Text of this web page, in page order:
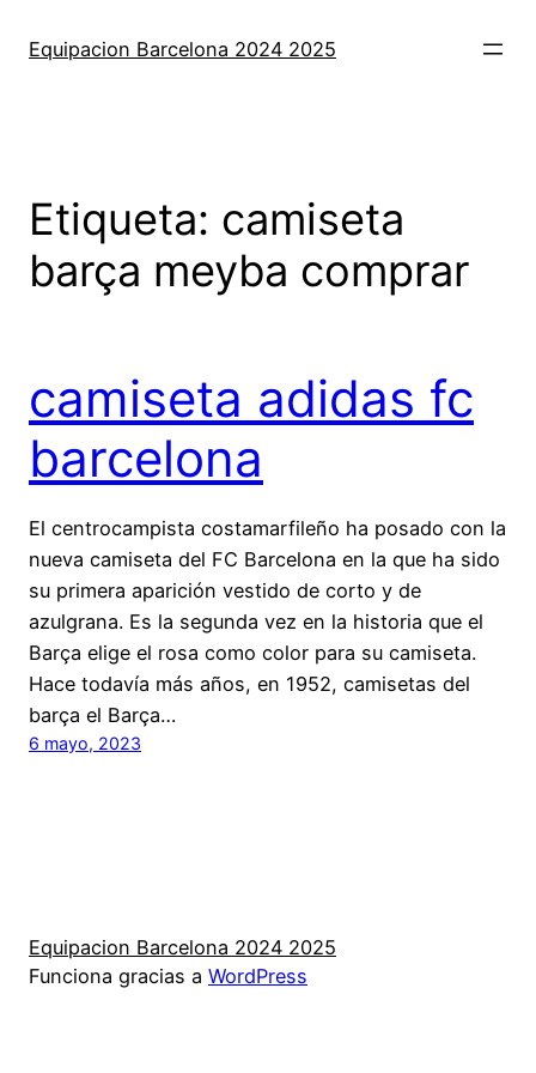
Equipacion Barcelona 2024 2025
Etiqueta: camiseta
barça meyba comprar
camiseta adidas fc
barcelona
El centrocampista costamarfileño ha posado con la
nueva camiseta del FC Barcelona en la que ha sido
su primera aparición vestido de corto y de
azulgrana. Es la segunda vez en la historia que el
Barça elige el rosa como color para su camiseta.
Hace todavía más años, en 1952, camisetas del
barça el Barça…
6 mayo, 2023
Equipacion Barcelona 2024 2025
Funciona gracias a WordPress